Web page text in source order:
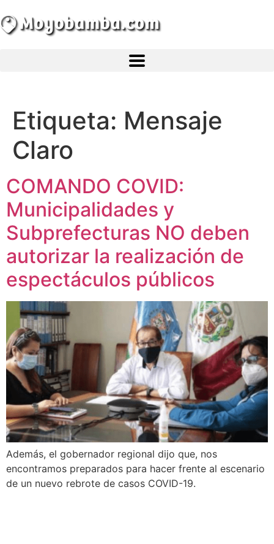
Atractivos
Moyobamba, está lleno de atractivos sorprendentes,
¡Descúbrelos!
Etiqueta: Mensaje
Claro
COMANDO COVID:
Municipalidades y
Subprefecturas NO deben
autorizar la realización de
espectáculos públicos
Además, el gobernador regional dijo que, nos
encontramos preparados para hacer frente al escenario
de un nuevo rebrote de casos COVID-19.